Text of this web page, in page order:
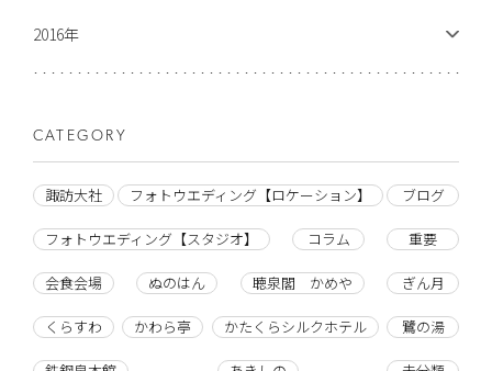
2016年
CATEGORY
諏訪大社 フォトウエディング【ロケーション】 ブログ
フォトウエディング【スタジオ】 コラム 重要
会食会場 ぬのはん 聴泉閣 かめや ぎん月
くらすわ かわら亭 かたくらシルクホテル 鷺の湯